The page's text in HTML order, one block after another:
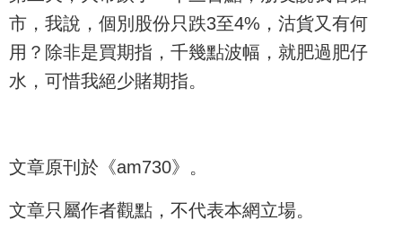
市，我說，個別股份只跌3至4%，沽貨又有何
用？除非是買期指，千幾點波幅，就肥過肥仔
水，可惜我絕少賭期指。
文章原刊於《am730》。
文章只屬作者觀點，不代表本網立場。